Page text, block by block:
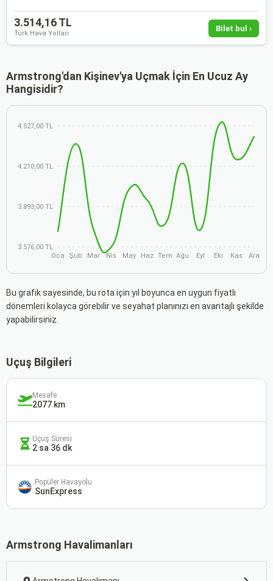
3.514,16 TL
Türk Hava Yolları
Bilet bul ›
Armstrong'dan Kişinev'ya Uçmak İçin En Ucuz Ay
Hangisidir?
4.527,00 TL
4.210,00 TL
3.893,00 TL
3.576,00 TL
Oca
Şub Mar Nis May Haz Tem Ağu Eyl Eki Kas Ara
Bu grafik sayesinde, bu rota için yıl boyunca en uygun fiyatlı
dönemleri kolayca görebilir ve seyahat planınızı en avantajlı şekilde
yapabilirsiniz.
Uçuş Bilgileri
Mesafe
2077 km
Uçuş Süresi
2 sa 36 dk
Popüler Havayolu
SunExpress
Armstrong Havalimanları